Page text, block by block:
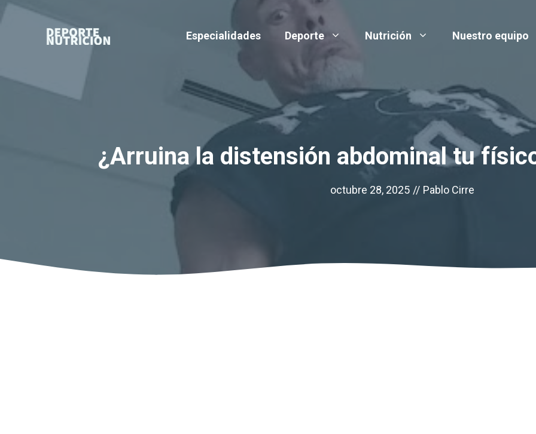
Saltar
Especialidades Deporte Nutrición Nuestro equipo
¿Arruina la distensión abdominal tu
octubre 28, 2025 // Pablo Cirre